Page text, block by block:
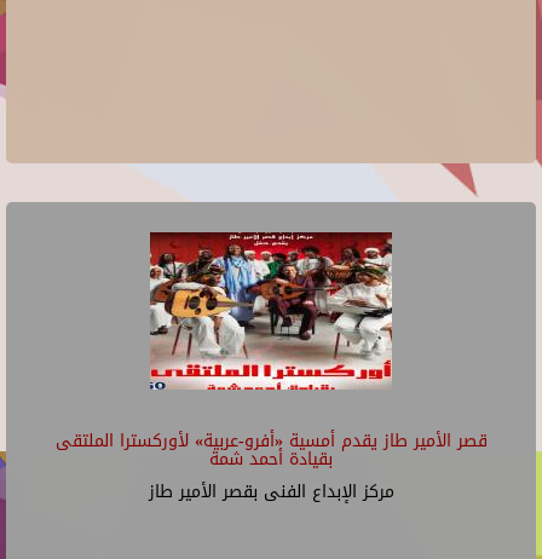
قصر الأمير طاز يقدم أمسية «أفرو-عربية» لأوركسترا الملتقى
بقيادة أحمد شمة
مركز الإبداع الفنى بقصر الأمير طاز